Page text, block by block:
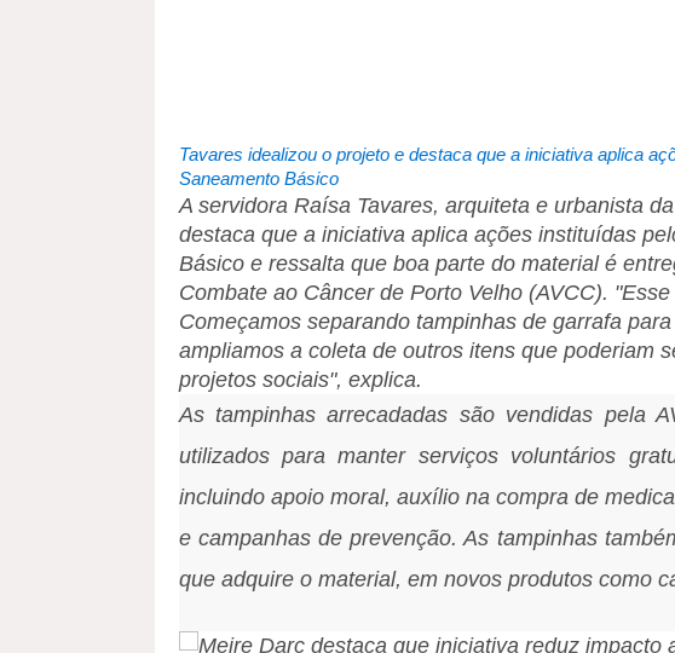
Tavares idealizou o projeto e destaca que a iniciativa aplica
Saneamento Básico
A servidora Raísa Tavares, arquiteta e urbanista
destaca que a iniciativa aplica ações instituídas
Básico e ressalta que boa parte do material é
Combate ao Câncer de Porto Velho (AVCC).
Começamos separando tampinhas de garrafa
ampliamos a coleta de outros itens que poderiam
projetos sociais", explica.
As tampinhas arrecadadas são vendidas pela
utilizados para manter serviços voluntários
incluindo apoio moral, auxílio na compra de
e campanhas de prevenção. As tampinhas
que adquire o material, em novos produtos como